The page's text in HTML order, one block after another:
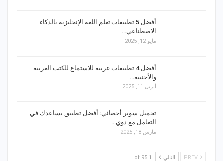
أفضل 5 تطبيقات تعلم اللغة الإنجليزية بالذكاء
الاصطناعي…
مايو 12, 2025
أفضل 4 تطبيقات عربية للاستماع للكتب العربية
والأجنبية…
أبريل 11, 2025
تحميل سوبر أخصائي: أفضل تطبيق يساعدك في
التعامل مع ذوي…
مارس 18, 2025
التالي 1 of 95